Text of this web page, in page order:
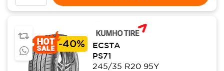
-40%
ECSTA
PS71
245/35 R20 95Y